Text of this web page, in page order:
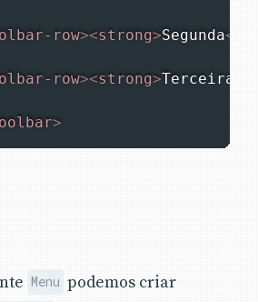
row><strong>Segunda</
row><strong>Terceira
>
Menu podemos criar